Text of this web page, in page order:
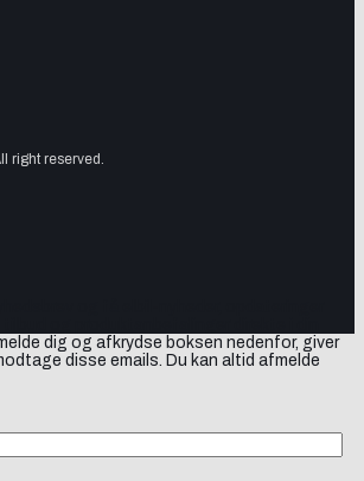
right reserved.
dig og afkrydse boksen nedenfor, giver
disse emails. Du kan altid afmelde